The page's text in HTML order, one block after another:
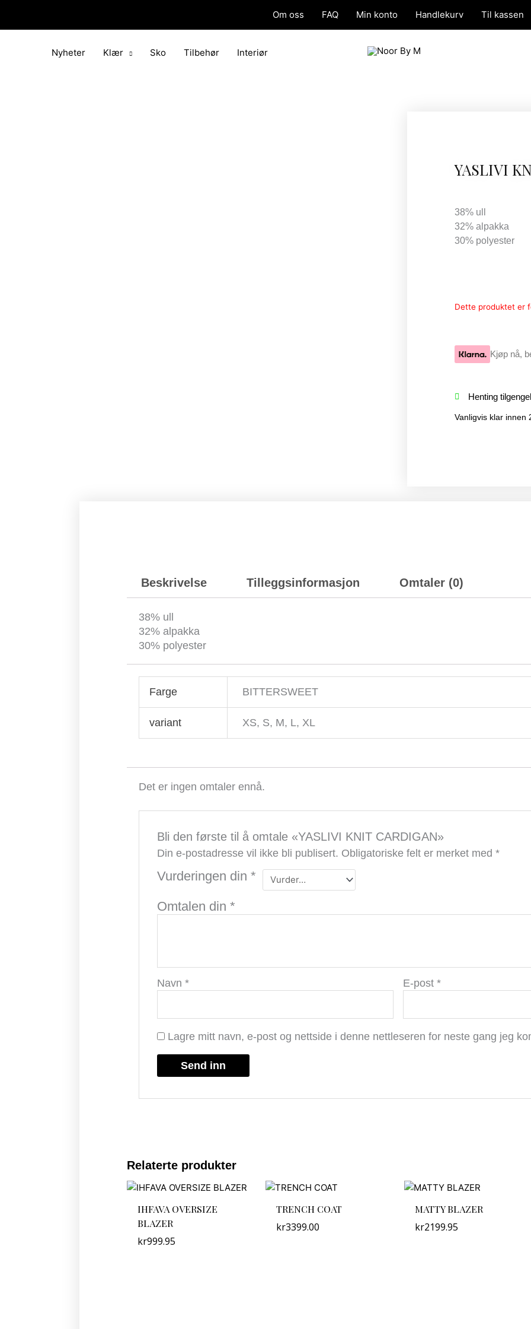
Om oss FAQ Min konto Handlekurv Til kassen
Nyheter Klær Sko Tilbehør Interiør
YASLIVI
38% ull
32% alpakka
30% polyester
Dette produktet er
Kjøp nå,
Henting
Vanligvis klar innen
Beskrivelse Tilleggsinformasjon Omtaler (0)
38% ull
32% alpakka
30% polyester
Farge BITTERSWEET
variant XS, S, M, L, XL
Det er ingen omtaler ennå.
Bli den første til å omtale «YASLIVI KNIT CARDIGAN»
Din e-postadresse vil ikke bli publisert. Obligatoriske felt er merket med*
Vurderingen din*
Omtalen din*
Navn* E-post*
Lagre mitt navn, e-post og nettside i denne nettleseren for neste gang jeg
Relaterte produkter
IHFAVA OVERSIZE
BLAZER
kr999.95
TRENCH COAT
kr3399.00
MATTY BLAZER
kr2199.95